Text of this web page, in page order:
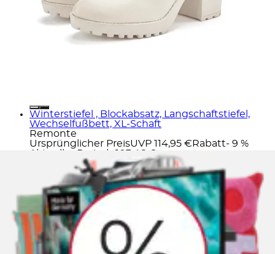
Winterstiefel , Blockabsatz, Langschaftstiefel,
Wechselfußbett, XL-Schaft
Remonte
Ursprünglicher PreisUVP 114,95 € Rabatt- 9 %
Aktueller Preis
ab 103,46 €